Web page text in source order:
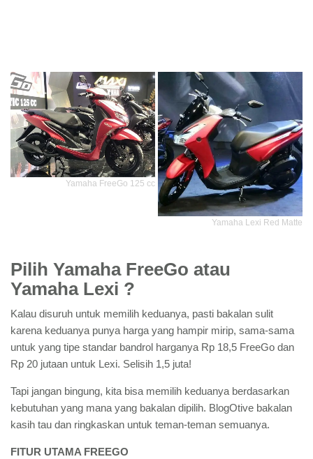
Yamaha FreeGo 125 cc
Yamaha Lexi Red Matte
Pilih Yamaha FreeGo atau
Yamaha Lexi ?
Kalau disuruh untuk memilih keduanya, pasti bakalan sulit
karena keduanya punya harga yang hampir mirip, sama-sama
untuk yang tipe standar bandrol harganya Rp 18,5 FreeGo dan
Rp 20 jutaan untuk Lexi. Selisih 1,5 juta!
Tapi jangan bingung, kita bisa memilih keduanya berdasarkan
kebutuhan yang mana yang bakalan dipilih. BlogOtive bakalan
kasih tau dan ringkaskan untuk teman-teman semuanya.
FITUR UTAMA FREEGO